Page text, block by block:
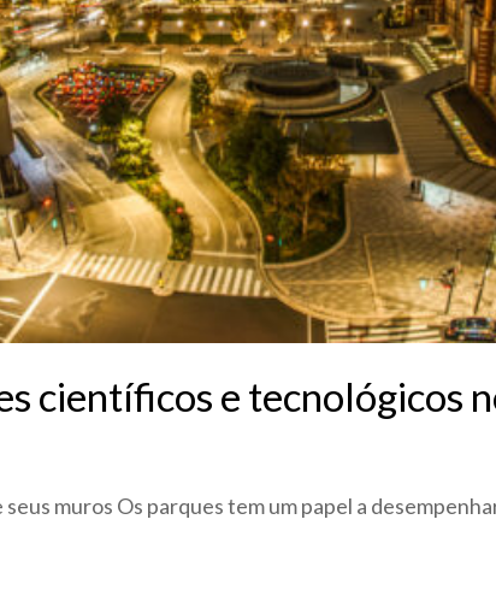
científicos e tecnológicos
muros Os parques tem um papel a